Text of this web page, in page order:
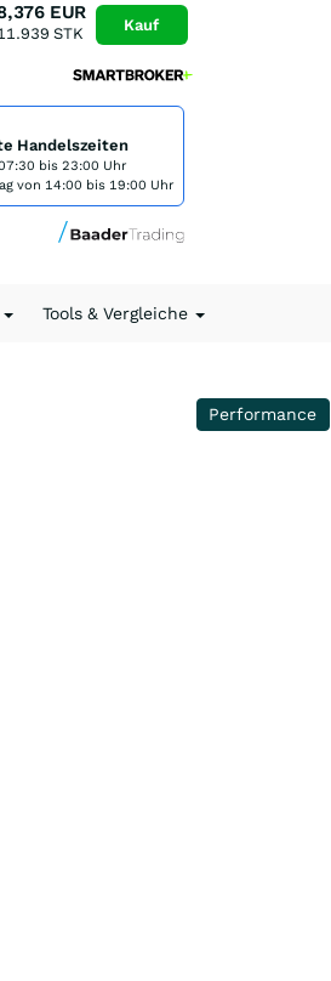
EUR
STK Kauf
Handelszeiten
bis 23:00 Uhr
von 14:00 bis 19:00 Uhr
Tools & Vergleiche
Performance